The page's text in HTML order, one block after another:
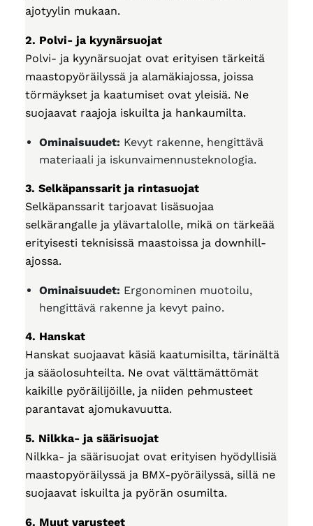
ajotyylin mukaan.
2. Polvi- ja kyynärsuojat
Polvi- ja kyynärsuojat ovat erityisen tärkeitä
maastopyöräilyssä ja alamäkiajossa, joissa
törmäykset ja kaatumiset ovat yleisiä. Ne
suojaavat raajoja iskuilta ja hankaumilta.
Ominaisuudet: Kevyt rakenne, hengittävä
materiaali ja iskunvaimennusteknologia.
3. Selkäpanssarit ja rintasuojat
Selkäpanssarit tarjoavat lisäsuojaa
selkärangalle ja ylävartalolle, mikä on tärkeää
erityisesti teknisissä maastoissa ja downhill-
ajossa.
Ominaisuudet: Ergonominen muotoilu,
hengittävä rakenne ja kevyt paino.
4. Hanskat
Hanskat suojaavat käsiä kaatumisilta, tärinältä
ja sääolosuhteilta. Ne ovat välttämättömät
kaikille pyöräilijöille, ja niiden pehmusteet
parantavat ajomukavuutta.
5. Nilkka- ja säärisuojat
Nilkka- ja säärisuojat ovat erityisen hyödyllisiä
maastopyöräilyssä ja BMX-pyöräilyssä, sillä ne
suojaavat iskuilta ja pyörän osumilta.
6. Muut varusteet